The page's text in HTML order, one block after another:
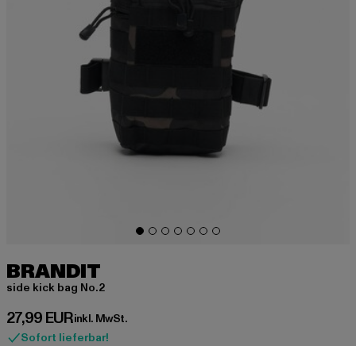
BRANDIT
side kick bag No.2
27,99 EUR
Derzeitiger Preis: 27,99 EUR
inkl. MwSt.
Sofort lieferbar!